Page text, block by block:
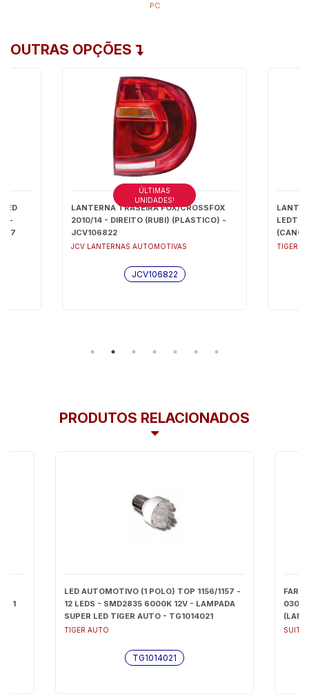
PC
OUTRAS OPÇÕES
-
LANTERNA TRASEIRA FOX/CROSSFOX
2010/14 - DIREITO (RUBI) (PLASTICO) -
JCV106822
JCV LANTERNAS AUTOMOTIVAS
ÚLTIMAS
UNIDADES!
JCV106822
TIGER
PRODUTOS RELACIONADOS
1
LED AUTOMOTIVO (1 POLO) TOP 1156/1157 -
12 LEDS - SMD2835 6000K 12V - LAMPADA
SUPER LED TIGER AUTO - TG1014021
TIGER AUTO
TG1014021
0309/
SUITS